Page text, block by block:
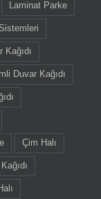
Laminat Parke
Duvar Kağıdı
Çim Halı